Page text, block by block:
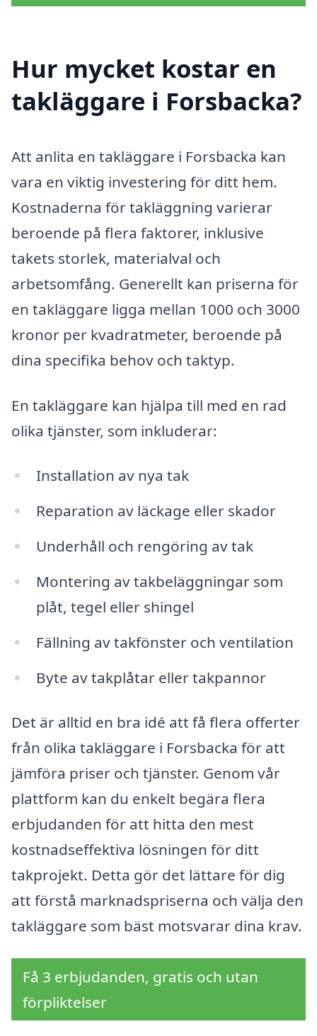
Hur mycket kostar en
takläggare i Forsbacka?
Att anlita en takläggare i Forsbacka kan
vara en viktig investering för ditt hem.
Kostnaderna för takläggning varierar
beroende på flera faktorer, inklusive
takets storlek, materialval och
arbetsomfång. Generellt kan priserna för
en takläggare ligga mellan 1000 och 3000
kronor per kvadratmeter, beroende på
dina specifika behov och taktyp.
En takläggare kan hjälpa till med en rad
olika tjänster, som inkluderar:
Installation av nya tak
Reparation av läckage eller skador
Underhåll och rengöring av tak
Montering av takbeläggningar som
plåt, tegel eller shingel
Fällning av takfönster och ventilation
Byte av takplåtar eller takpannor
Det är alltid en bra idé att få flera offerter
från olika takläggare i Forsbacka för att
jämföra priser och tjänster. Genom vår
plattform kan du enkelt begära flera
erbjudanden för att hitta den mest
kostnadseffektiva lösningen för ditt
takprojekt. Detta gör det lättare för dig
att förstå marknadspriserna och välja den
takläggare som bäst motsvarar dina krav.
Få 3 erbjudanden, gratis och utan
förpliktelser